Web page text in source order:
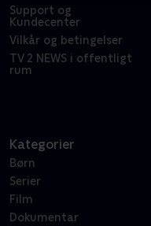
Support og
Kundecenter
Vilkår og betingelser
TV 2 NEWS i offentligt
rum
Kategorier
Børn
Serier
Film
Dokumentar